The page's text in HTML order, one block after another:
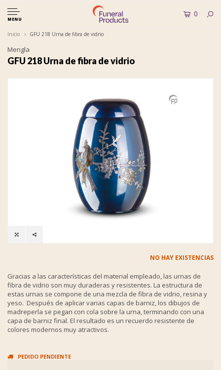
MENU
0
Inicio GFU 218 Urna de fibra de vidrio
Mengla
GFU 218 Urna de fibra de vidrio
NO HAY EXISTENCIAS
Gracias a las características del material empleado, las urnas de
fibra de vidrio son muy duraderas y resistentes. La estructura de
estas urnas se compone de una mezcla de fibra de vidrio, resina y
yeso. Después de aplicar varias capas de barniz, los dibujos de
madreperla se pegan con cola sobre la urna, terminando con una
capa de barniz final. El resultado es un recuerdo resistente de
colores modernos muy atractivos.
PEDIDO PENDIENTE